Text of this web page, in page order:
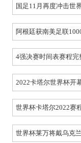
国足11月再度冲击世
阿根廷获南美足联
4强决赛时间表赛程完
2022卡塔尔世界杯开
世界杯卡塔尔2022赛
世界杯莱万将戴乌克